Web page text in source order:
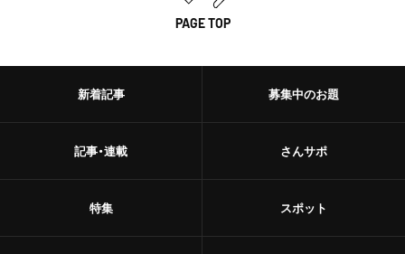
PAGE TOP
新着記事
記事・連載
特集
募集中のお題
さんサポ
スポット